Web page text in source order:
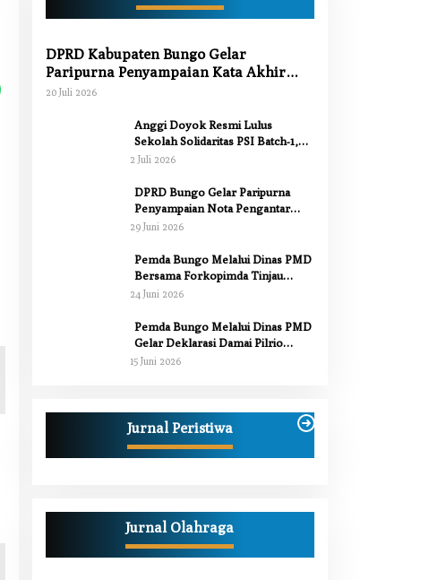
DPRD Kabupaten Bungo Gelar
Paripurna Penyampaian Kata Akhir
Fraksi terhadap Ranperda
20 Juli 2026
Anggi Doyok Resmi Lulus
Sekolah Solidaritas PSI Batch-1,
Siap Perkuat Kiprah Politik dari
2 Juli 2026
DPRD Bungo Gelar Paripurna
Penyampaian Nota Pengantar
Pertanggungjawaban Pelaksanaan
29 Juni 2026
Pemda Bungo Melalui Dinas PMD
Bersama Forkopimda Tinjau
Pelaksanaan Pilrio Serentak 2026
24 Juni 2026
Pemda Bungo Melalui Dinas PMD
Gelar Deklarasi Damai Pilrio
Serentak Tahun 2026
15 Juni 2026
Jurnal Peristiwa
Jurnal Olahraga